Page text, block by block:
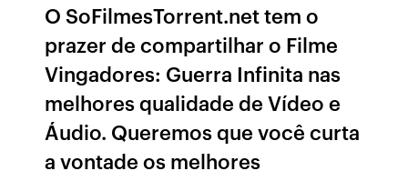
O SoFilmesTorrent.net tem o
prazer de compartilhar o Filme
Vingadores: Guerra Infinita nas
melhores qualidade de Vídeo e
Áudio. Queremos que você curta
a vontade os melhores